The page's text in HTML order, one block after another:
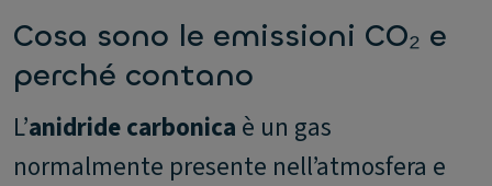
Cosa sono le emissioni CO₂ e
perché contano
L’anidride carbonica è un gas
normalmente presente nell’atmosfera e